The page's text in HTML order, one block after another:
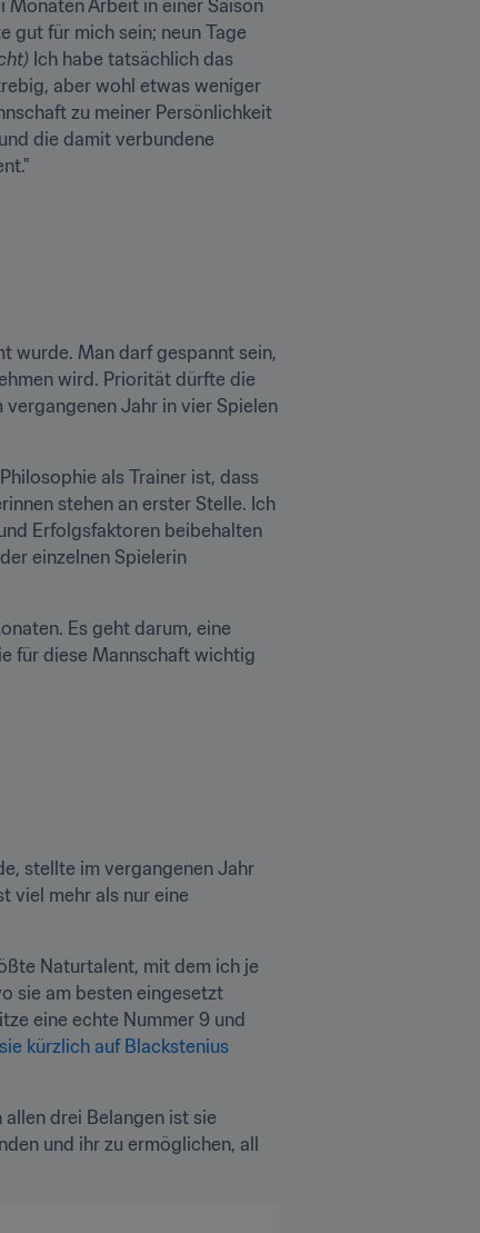
Arbeit in einer Saison
gut für mich sein; neun Tage
Ich habe tatsächlich das
aber wohl etwas weniger
zu meiner Persönlichkeit
die damit verbundene
wurde. Man darf gespannt sein,
wird. Priorität dürfte die
Jahr in vier Spielen
als Trainer ist, dass
stehen an erster Stelle. Ich
Erfolgsfaktoren beibehalten
einzelnen Spielerin
Es geht darum, eine
für diese Mannschaft wichtig
stellte im vergangenen Jahr
viel mehr als nur eine
Naturtalent, mit dem ich je
sie am besten eingesetzt
eine echte Nummer 9 und
kürzlich auf Blackstenius
drei Belangen ist sie
und ihr zu ermöglichen, all